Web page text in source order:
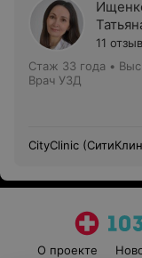
11
Стаж 33 года •
Врач УЗД
CityClinic
О проекте